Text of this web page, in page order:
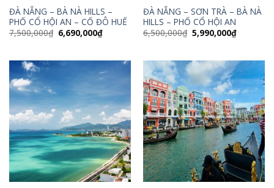
ĐÀ NẴNG – BÀ NÀ HILLS –
PHỐ CỔ HỘI AN – CỐ ĐÔ HUẾ
7,500,000₫ Giá
gốc
6,690,000₫Giá
hiện
6,690,000₫.
ĐÀ NẴNG – SƠN TRÀ – BÀ NÀ
HILLS – PHỐ CỔ HỘI AN
6,500,000₫ Giá
gốc
5,990,000₫Giá
hiện